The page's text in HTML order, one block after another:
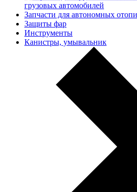
грузовых автомобилей
Запчасти для автономных
Защиты фар
Инструменты
Канистры, умывальник